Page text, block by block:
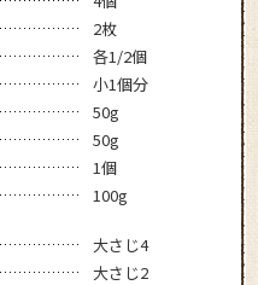
2枚
各1/2個
小1個分
50g
50g
1個
100g
大さじ4
大さじ2